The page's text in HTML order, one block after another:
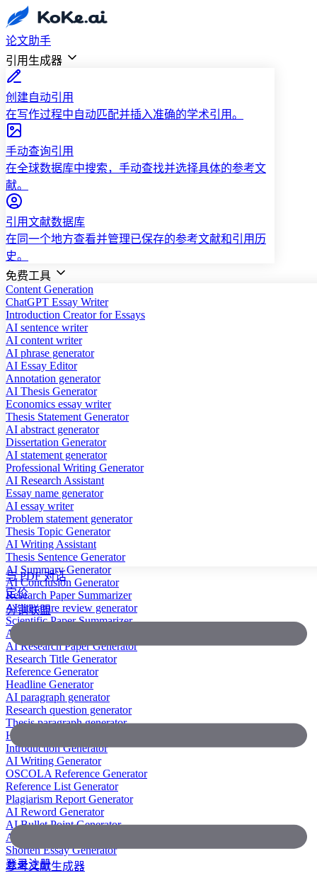
论文助手
引用生成器
创建自动引用
在写作过程中自动匹配并插入准确的学术引用。
手动查询引用
在全球数据库中搜索，手动查找并选择具体的参考文
献。
引用文献数据库
在同一个地方查看并管理已保存的参考文献和引用历
史。
免费工具
Content Generation
ChatGPT Essay Writer
Introduction Creator for Essays
AI sentence writer
AI content writer
AI phrase generator
AI Essay Editor
Annotation generator
AI Thesis Generator
Economics essay writer
Thesis Statement Generator
AI abstract generator
Dissertation Generator
AI statement generator
Professional Writing Generator
AI Research Assistant
Essay name generator
AI essay writer
Problem statement generator
Thesis Topic Generator
AI Writing Assistant
Thesis Sentence Generator
AI Summary Generator
AI Conclusion Generator
Research Paper Summarizer
AI literature review generator
Scientific Paper Summarizer
AI case study generator
AI Research Paper Generator
Research Title Generator
Reference Generator
Headline Generator
AI paragraph generator
Research question generator
Thesis paragraph generator
Hypothesis generator
Introduction Generator
AI Writing Generator
OSCOLA Reference Generator
Reference List Generator
Plagiarism Report Generator
AI Reword Generator
AI Bullet Point Generator
AI Legal Writing Generator
Shorten Essay Generator
参考文献生成器
与 PDF 对话
定价
分销联盟
登录注册